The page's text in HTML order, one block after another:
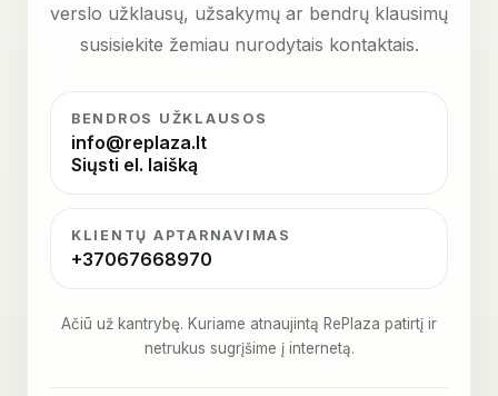
verslo užklausų, užsakymų ar bendrų klausimų
susisiekite žemiau nurodytais kontaktais.
BENDROS UŽKLAUSOS
info@replaza.lt
Siųsti el. laišką
KLIENTŲ APTARNAVIMAS
+37067668970
Ačiū už kantrybę. Kuriame atnaujintą RePlaza patirtį ir
netrukus sugrįšime į internetą.